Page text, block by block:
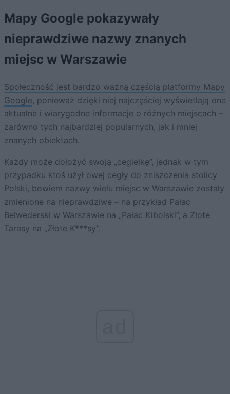
Mapy Google pokazywały
nieprawdziwe nazwy znanych
miejsc w Warszawie
Społeczność jest bardzo ważną częścią platformy Mapy
Google, ponieważ dzięki niej najczęściej wyświetlają one
aktualne i wiarygodne informacje o różnych miejscach –
zarówno tych najbardziej popularnych, jak i mniej
znanych obiektach.
Każdy może dołożyć swoją „cegiełkę”, jednak w tym
przypadku ktoś użył owej cegły do zniszczenia stolicy
Polski, bowiem nazwy wielu miejsc w Warszawie zostały
zmienione na nieprawdziwe – na przykład Pałac
Belwederski w Warszawie na „Pałac Kibolski”, a Złote
Tarasy na „Złote K***sy”.